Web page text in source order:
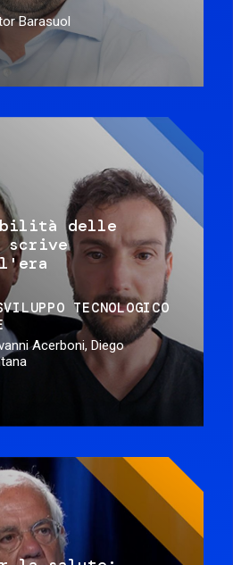
Barasuol
delle
scrive
TECNOLOGICO
Acerboni, Diego